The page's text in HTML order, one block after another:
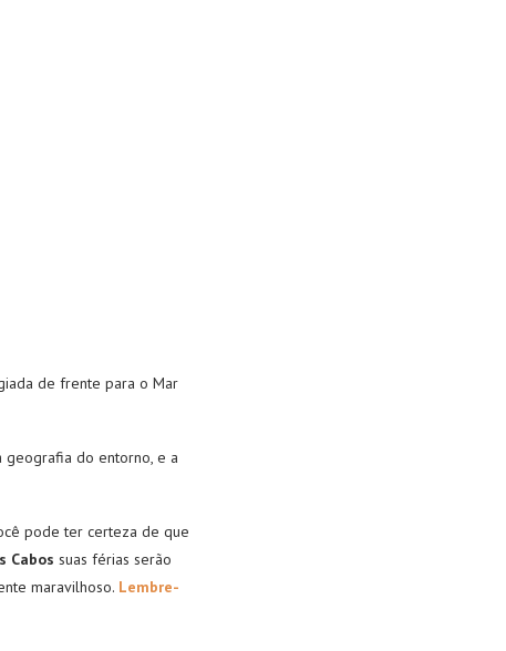
de frente para o Mar
geografia do entorno, e a
pode ter certeza de que
Cabos suas férias serão
maravilhoso. Lembre-